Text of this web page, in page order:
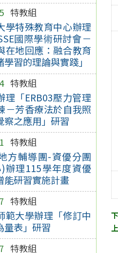
特教組
學特殊教育中心辦理
國際學術研討會－
在地回應：融合教育
習的理論與實踐」
特教組
理「ERB03壓力管理
－芳香療法於自我照
察之應用」研習
特教組
方輔導團-資優分團
辦理115學年度資優
能研習實施計畫
特教組
範大學辦理「修訂中
量表」研習
特教組